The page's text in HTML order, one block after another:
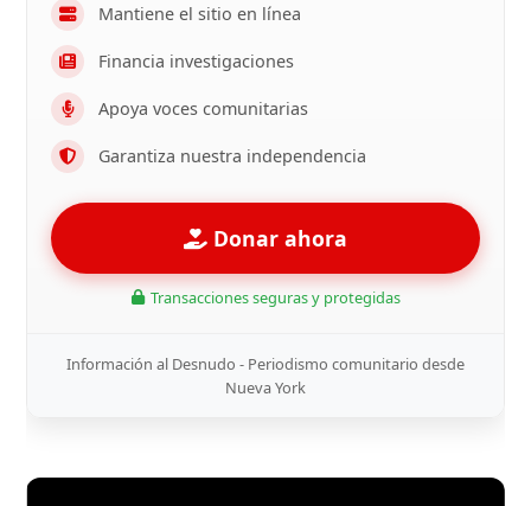
Mantiene el sitio en línea
Financia investigaciones
Apoya voces comunitarias
Garantiza nuestra independencia
Donar ahora
Transacciones seguras y protegidas
Información al Desnudo - Periodismo comunitario desde
Nueva York